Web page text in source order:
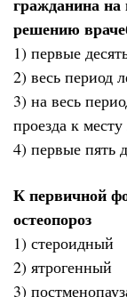
решению
1) первые
2) весь период
3) на весь
проезда к
4) первые пять
К первичной
остеопороз
1) стероидный
2) ятрогенный
3)